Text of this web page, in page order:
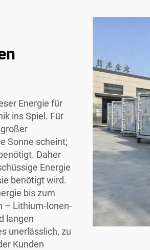
Energie für
ins Spiel. Für
Sonne scheint;
Daher
Energie
benötigt wird.
bis zum
– Lithium-Ionen-
langen
unerlässlich, zu
Kunden